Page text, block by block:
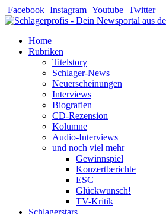
Zum
Inhalt
Facebook Instagram Youtube Twitter
Home
Rubriken
Titelstory
Schlager-News
Neuerscheinungen
Interviews
Biografien
CD-Rezension
Kolumne
Audio-Interviews
und noch viel mehr
Gewinnspiel
Konzertberichte
ESC
Glückwunsch!
TV-Kritik
Schlagerstars